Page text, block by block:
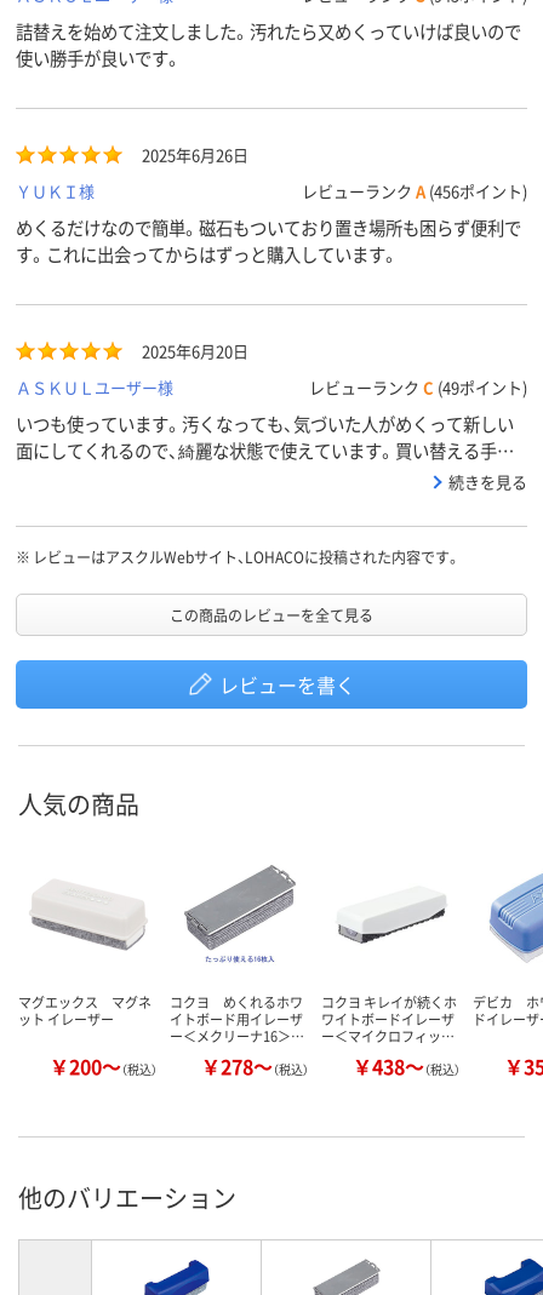
詰替えを始めて注文しました。汚れたら又めくっていけば良いので
使い勝手が良いです。
2025年6月26日
ＹＵＫＩ様
レビューランク A (456ポイント)
めくるだけなので簡単。磁石もついており置き場所も困らず便利で
す。これに出会ってからはずっと購入しています。
2025年6月20日
ＡＳＫＵＬユーザー様
レビューランク C (49ポイント)
いつも使っています。汚くなっても、気づいた人がめくって新しい
面にしてくれるので、綺麗な状態で使えています。買い替える手間
続きを見る
※ レビューはアスクルWebサイト、LOHACOに投稿された内容です。
この商品のレビューを全て見る
レビューを書く
人気の商品
マグエックス マグネ
ット イレーザー
￥200～（税込）
コクヨ めくれるホワ
イトボード用イレーザ
ー＜メクリーナ16＞…
￥278～（税込）
コクヨ キレイが続くホ
ワイトボードイレーザ
ー＜マイクロフィッ…
￥438～（税込）
デビカ ホ
ドイレーザ
￥
他のバリエーション